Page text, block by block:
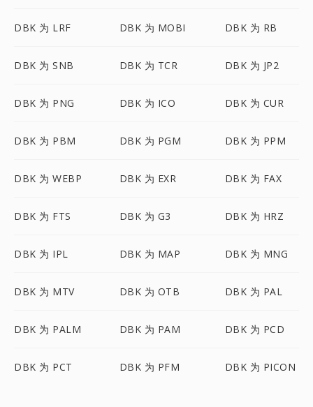
DBK 为 LRF DBK 为 MOBI DBK 为 RB
DBK 为 SNB DBK 为 TCR DBK 为 JP2
DBK 为 PNG DBK 为 ICO DBK 为 CUR
DBK 为 PBM DBK 为 PGM DBK 为 PPM
DBK 为 WEBP DBK 为 EXR DBK 为 FAX
DBK 为 FTS DBK 为 G3 DBK 为 HRZ
DBK 为 IPL DBK 为 MAP DBK 为 MNG
DBK 为 MTV DBK 为 OTB DBK 为 PAL
DBK 为 PALM DBK 为 PAM DBK 为 PCD
DBK 为 PCT DBK 为 PFM DBK 为 PICON